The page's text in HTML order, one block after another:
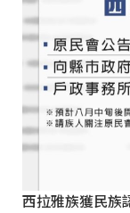
西拉雅族獲民族